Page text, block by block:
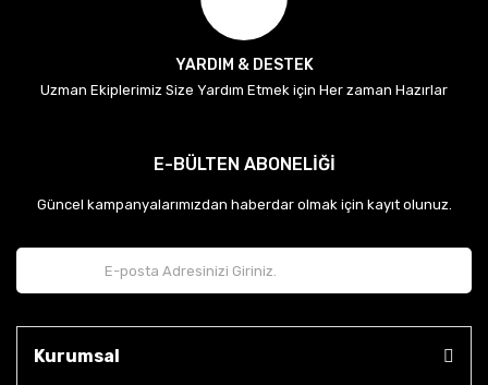
YARDIM & DESTEK
Uzman Ekiplerimiz Size Yardım Etmek için Her zaman Hazırlar
E-BÜLTEN ABONELİĞİ
Güncel kampanyalarımızdan haberdar olmak için kayıt olunuz.
Kurumsal